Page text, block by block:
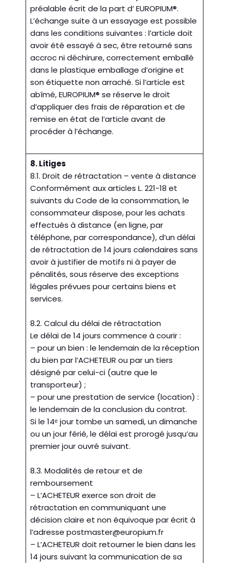
préalable écrit de la part d’ EUROPIUM®.
L’échange suite à un essayage est possible
dans les conditions suivantes : l’article doit
avoir été essayé à sec, être retourné sans
accroc ni déchirure, correctement emballé
dans le plastique emballage d’origine et
son étiquette non arraché. Si l’article est
abîmé, EUROPIUM® se réserve le droit
d’appliquer des frais de réparation et de
remise en état de l’article avant de
procéder à l’échange.
8. Litiges
8.1. Droit de rétractation – vente à distance
Conformément aux articles L. 221-18 et
suivants du Code de la consommation, le
consommateur dispose, pour les achats
effectués à distance (en ligne, par
téléphone, par correspondance), d’un délai
de rétractation de 14 jours calendaires sans
avoir à justifier de motifs ni à payer de
pénalités, sous réserve des exceptions
légales prévues pour certains biens et
services.
8.2. Calcul du délai de rétractation
Le délai de 14 jours commence à courir :
– pour un bien : le lendemain de la réception
du bien par l’ACHETEUR ou par un tiers
désigné par celui-ci (autre que le
transporteur) ;
– pour une prestation de service (location) :
le lendemain de la conclusion du contrat.
Si le 14ᵉ jour tombe un samedi, un dimanche
ou un jour férié, le délai est prorogé jusqu’au
premier jour ouvré suivant.
8.3. Modalités de retour et de
remboursement
– L’ACHETEUR exerce son droit de
rétractation en communiquant une
décision claire et non équivoque par écrit à
l’adresse postmaster@europium.fr
– L’ACHETEUR doit retourner le bien dans les
14 jours suivant la communication de sa